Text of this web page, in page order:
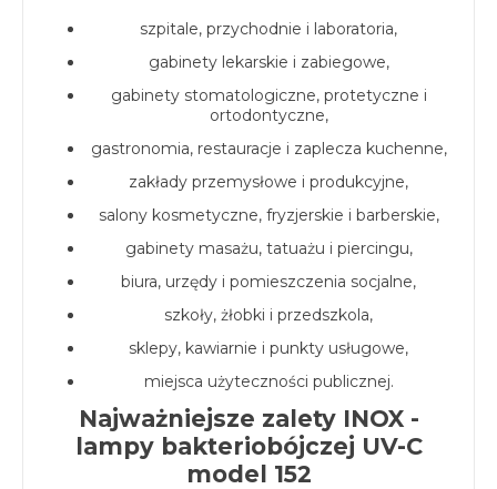
szpitale, przychodnie i laboratoria,
gabinety lekarskie i zabiegowe,
gabinety stomatologiczne, protetyczne i
ortodontyczne,
gastronomia, restauracje i zaplecza kuchenne,
zakłady przemysłowe i produkcyjne,
salony kosmetyczne, fryzjerskie i barberskie,
gabinety masażu, tatuażu i piercingu,
biura, urzędy i pomieszczenia socjalne,
szkoły, żłobki i przedszkola,
sklepy, kawiarnie i punkty usługowe,
miejsca użyteczności publicznej.
Najważniejsze zalety INOX -
lampy bakteriobójczej UV-C
model 152